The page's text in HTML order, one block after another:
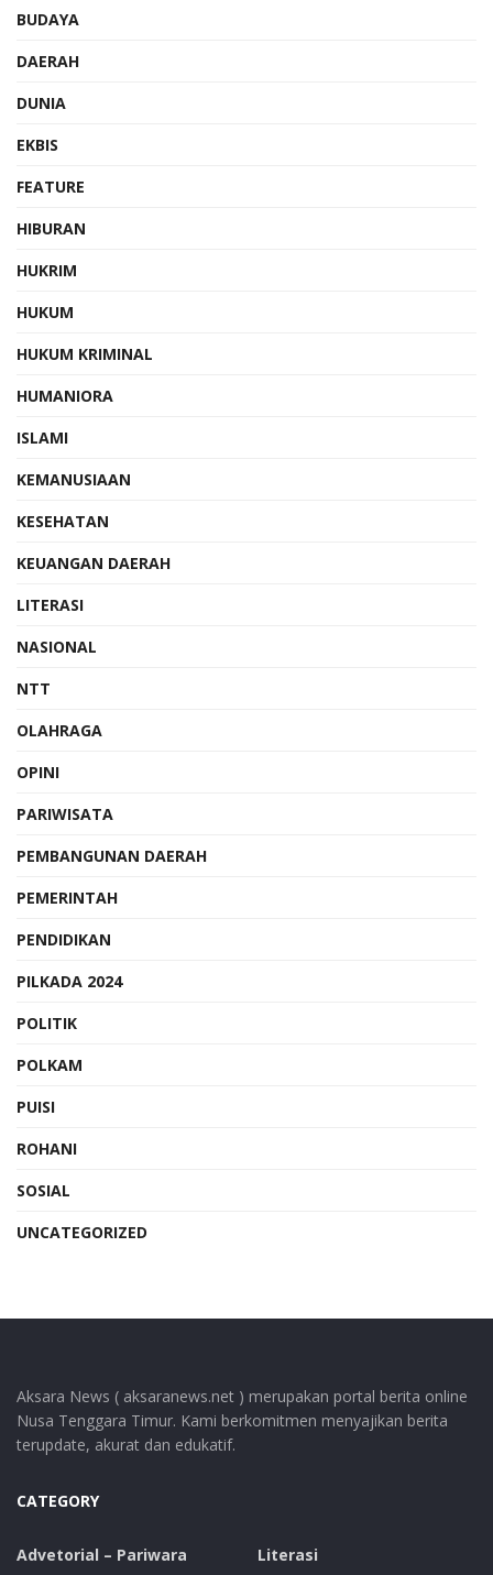
BUDAYA
DAERAH
DUNIA
EKBIS
FEATURE
HIBURAN
HUKRIM
HUKUM
HUKUM KRIMINAL
HUMANIORA
ISLAMI
KEMANUSIAAN
KESEHATAN
KEUANGAN DAERAH
LITERASI
NASIONAL
NTT
OLAHRAGA
OPINI
PARIWISATA
PEMBANGUNAN DAERAH
PEMERINTAH
PENDIDIKAN
PILKADA 2024
POLITIK
POLKAM
PUISI
ROHANI
SOSIAL
UNCATEGORIZED
Aksara News ( aksaranews.net ) merupakan portal berita online
Nusa Tenggara Timur. Kami berkomitmen menyajikan berita
terupdate, akurat dan edukatif.
CATEGORY
Advetorial – Pariwara
Literasi